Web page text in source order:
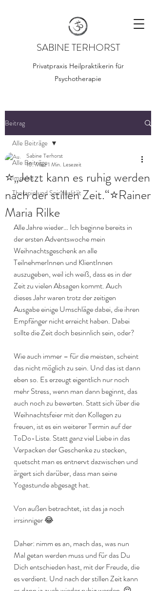
SABINE TERHORST
Privatpraxis Heilpraktikerin für
Psychotherapie
Beitrag
Alle Beiträge
Impulse
Therapie und Spiritualität
Alle Beiträge
⭐„Jetzt kann es ruhig werden
nach der stillen Zeit.“⭐Rainer
Maria Rilke
Sabine Terhorst
10. März1 Min. Lesezeit
Alle Jahre wieder… Ich beginne bereits in
der ersten Adventswoche mein
Weihnachtsgeschenk an alle
TeilnehmerInnen und KlientInnen
auszugeben, weil ich weiß, dass es in der
Zeit zu vielen Absagen kommt. Auch
dieses Jahr waren trotz der zeitigen
Ausgabe einige Umschläge dabei, die ihren
Empfänger nicht erreicht haben. Dabei
sollte die Zeit doch besinnlich sein, oder?
Wie auch immer – für die meisten, scheint
das nicht möglich zu sein. Und das ist dann
eben so. Es erzeugt eigentlich nur noch
mehr Stress, wenn man dann beginnt, das
auch noch zu bewerten. Statt sich über die
Weihnachtsfeier mit den Kollegen zu
freuen, ist es ein weiterer Termin auf der
ToDo-Liste. Statt ganz viel Liebe in das
Verpacken der Geschenke zu stecken,
quetscht man es entnervt dazwischen und
ärgert sich darüber, dass man seine
Yogastunde abgesagt hat.
Von außen betrachtet, ist das ja noch
irrsinniger 😂
Daher: nimm es an, mach das, was nun
Mal getan werden muss und für das Du
Dich entschieden hast, mit der Freude, die
es verdient. Und nach der stillen Zeit kann